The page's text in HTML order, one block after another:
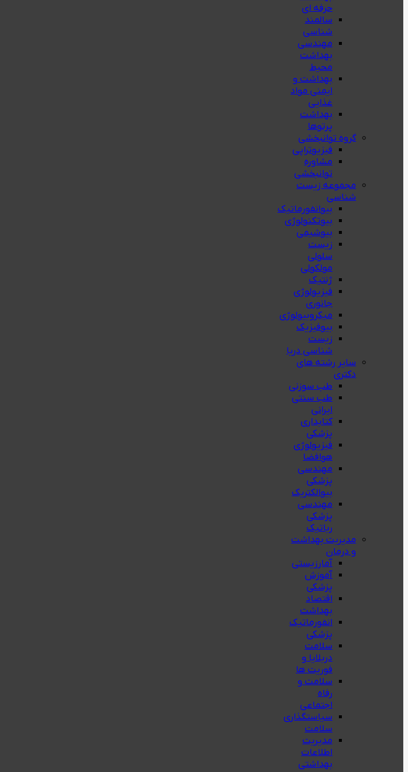
حرفه ای
سالمند
شناسی
مهندسی
بهداشت
محيط
بهداشت و
ایمنی مواد
غذایی
بهداشت
پرتوها
گروه توانبخشی
فیزیوتراپی
مشاوره
توانبخشی
مجموعه زیست
شناسی
بیوانفورماتیک
بیوتکنولوژی
بیوشیمی
زیست
سلولی
مولکولی
ژنتیک
فیزیولوژی
جانوری
میکروبیولوژی
بيوفيزيك
زیست
شناسی دریا
سایر رشته های
دکتری
طب سوزنی
طب سنتی
ایرانی
کتابداری
پزشکی
فیزیولوژی
هوافضا
مهندسی
پزشکی
بیوالکتریک
مهندسی
پزشکی
رباتیک
مدیریت بهداشت
و درمان
آمارزیستی
آموزش
پزشکی
اقتصاد
بهداشت
انفورماتیک
پزشکی
سلامت
دربلايا و
فوريت ها
سلامت و
رفاه
اجتماعی
سیاستگذاری
سلامت
مدیریت
اطلاعات
بهداشتی